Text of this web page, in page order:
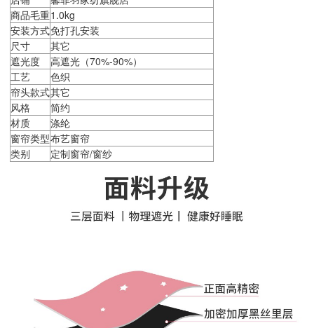
商品毛重1.0kg
安装方式免打孔安装
尺寸
其它
遮光度
高遮光（70%-90%）
工艺
色织
帘头款式其它
风格
简约
材质
涤纶
窗帘类型布艺窗帘
类别
定制窗帘/窗纱